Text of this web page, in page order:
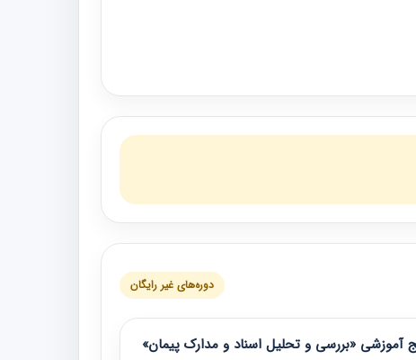
دوره‌های غیر رایگان
آموزشی «بررسی و تحلیل اسناد و مدارک پیمان»